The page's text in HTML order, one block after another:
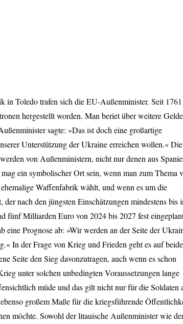
in Toledo trafen sich die EU-Außenminister. Seit 1761
hergestellt worden. Man beriet über weitere
sagte: »Das ist doch eine großartige
Unterstützung der Ukraine erreichen wollen.« Die
von Außenministern, nicht nur denen aus
ein symbolischer Ort sein, wenn man zum Thema
Waffenfabrik wählt, und wenn es um die
nach den jüngsten Einschätzungen mindestens bis
fünf Milliarden Euro von 2024 bis 2027 fest
eine Prognose ab: »Wir werden an der Seite der
In der Frage von Krieg und Frieden geht es auf
Seite den Sieg davonzutragen, auch wenn es schon
unter solchen unbedingten Voraussetzungen lange
müde und das gilt nicht nur für die Soldaten
großem Maße für die kriegsführende
möchte. Sowohl der litauische Außenminister wie